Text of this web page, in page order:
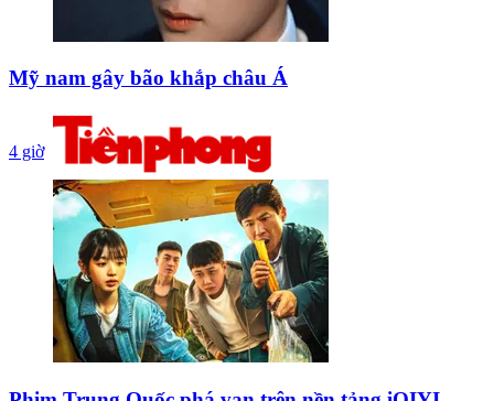
Mỹ nam gây bão khắp châu Á
4 giờ